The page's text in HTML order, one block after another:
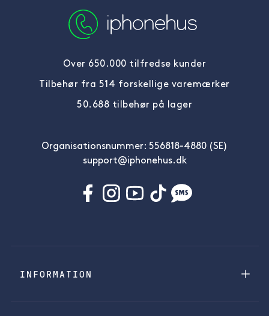
Over 650.000 tilfredse kunder
Tilbehør fra 514 forskellige varemærker
50.688 tilbehør på lager
Organisationsnummer: 556818-4880 (SE)
support@iphonehus.dk
INFORMATION